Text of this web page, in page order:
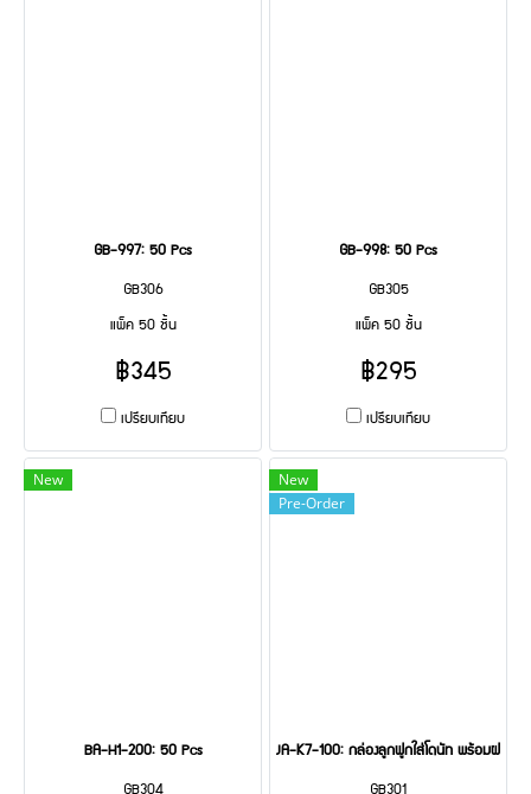
GB-997: 50 Pcs
GB306
แพ็ค 50 ชิ้น
฿345
เปรียบเทียบ
GB-998: 50 Pcs
GB305
แพ็ค 50 ชิ้น
฿295
เปรียบเทียบ
New
BA-H1-200: 50 Pcs
GB304
New
Pre-Order
JA-K7-100: กล่องลูกฟูกใส่โดนัท พร้อมฝา เจา
GB301